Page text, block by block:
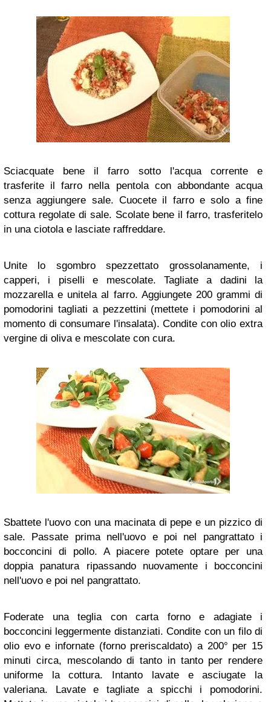
Sciacquate bene il farro sotto l'acqua corrente e
trasferite il farro nella pentola con abbondante acqua
senza aggiungere sale. Cuocete il farro e solo a fine
cottura regolate di sale. Scolate bene il farro, trasferitelo
in una ciotola e lasciate raffreddare.
Unite lo sgombro spezzettato grossolanamente, i
capperi, i piselli e mescolate. Tagliate a dadini la
mozzarella e unitela al farro. Aggiungete 200 grammi di
pomodorini tagliati a pezzettini (mettete i pomodorini al
momento di consumare l'insalata). Condite con olio extra
vergine di oliva e mescolate con cura.
Sbattete l'uovo con una macinata di pepe e un pizzico di
sale. Passate prima nell'uovo e poi nel pangrattato i
bocconcini di pollo. A piacere potete optare per una
doppia panatura ripassando nuovamente i bocconcini
nell'uovo e poi nel pangrattato.
Foderate una teglia con carta forno e adagiate i
bocconcini leggermente distanziati. Condite con un filo di
olio evo e infornate (forno preriscaldato) a 200° per 15
minuti circa, mescolando di tanto in tanto per rendere
uniforme la cottura. Intanto lavate e asciugate la
valeriana. Lavate e tagliate a spicchi i pomodorini.